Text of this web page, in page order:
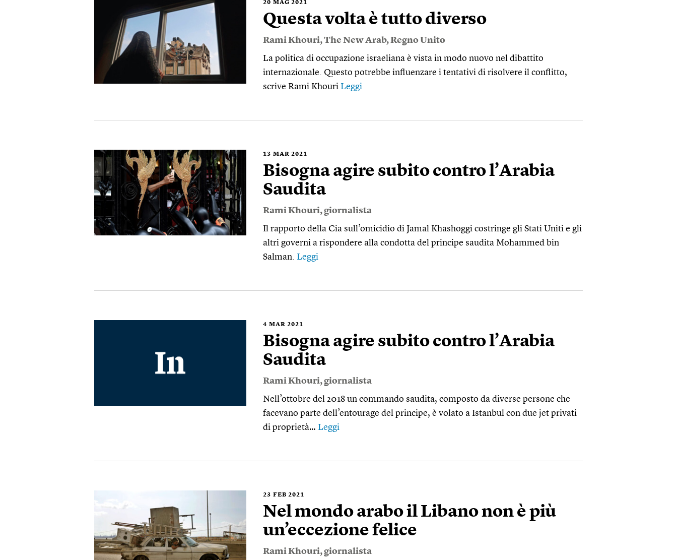
20 MAG 2021
Questa volta è tutto diverso
Rami Khouri,The New Arab,Regno Unito
La politica di occupazione israeliana è vista in modo nuovo nel dibattito
internazionale. Questo potrebbe influenzare i tentativi di risolvere il conflitto,
scrive Rami Khouri Leggi
13 MAR 2021
Bisogna agire subito contro l’Arabia
Saudita
Rami Khouri, giornalista
Il rapporto della Cia sull’omicidio di Jamal Khashoggi costringe gli Stati Uniti e gli
altri governi a rispondere alla condotta del principe saudita Mohammed bin
Salman. Leggi
4 MAR 2021
Bisogna agire subito contro l’Arabia
Saudita
Rami Khouri, giornalista
Nell’ottobre del 2018 un commando saudita, composto da diverse persone che
facevano parte dell’entourage del principe, è volato a Istanbul con due jet privati
di proprietà… Leggi
23 FEB 2021
Nel mondo arabo il Libano non è più
un’eccezione felice
Rami Khouri, giornalista